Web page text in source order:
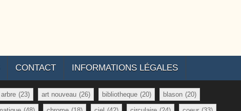
CONTACT INFORMATIONS LÉGALES
arbre (23) art nouveau (26) bibliotheque (20) blason (20)